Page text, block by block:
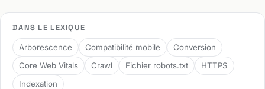
DANS LE LEXIQUE
Arborescence Compatibilité mobile
Conversion
Core Web Vitals
Crawl Fichier robots.txt
HTTPS
Indexation